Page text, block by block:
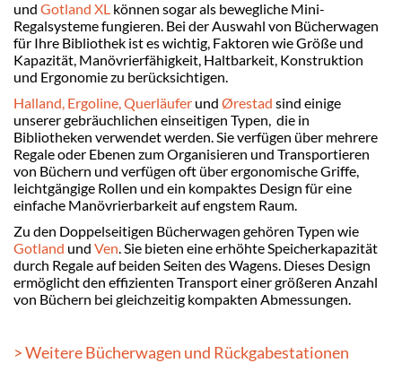
und Gotland XL können sogar als bewegliche Mini-
Regalsysteme fungieren. Bei der Auswahl von Bücherwagen
für Ihre Bibliothek ist es wichtig, Faktoren wie Größe und
Kapazität, Manövrierfähigkeit, Haltbarkeit, Konstruktion
und Ergonomie zu berücksichtigen.
Halland, Ergoline,Querläufer und Ørestad sind einige
unserer gebräuchlichen einseitigen Typen, die in
Bibliotheken verwendet werden. Sie verfügen über mehrere
Regale oder Ebenen zum Organisieren und Transportieren
von Büchern und verfügen oft über ergonomische Griffe,
leichtgängige Rollen und ein kompaktes Design für eine
einfache Manövrierbarkeit auf engstem Raum.
Zu den Doppelseitigen Bücherwagen gehören Typen wie
Gotland und Ven. Sie bieten eine erhöhte Speicherkapazität
durch Regale auf beiden Seiten des Wagens. Dieses Design
ermöglicht den effizienten Transport einer größeren Anzahl
von Büchern bei gleichzeitig kompakten Abmessungen.
> Weitere Bücherwagen und Rückgabestationen